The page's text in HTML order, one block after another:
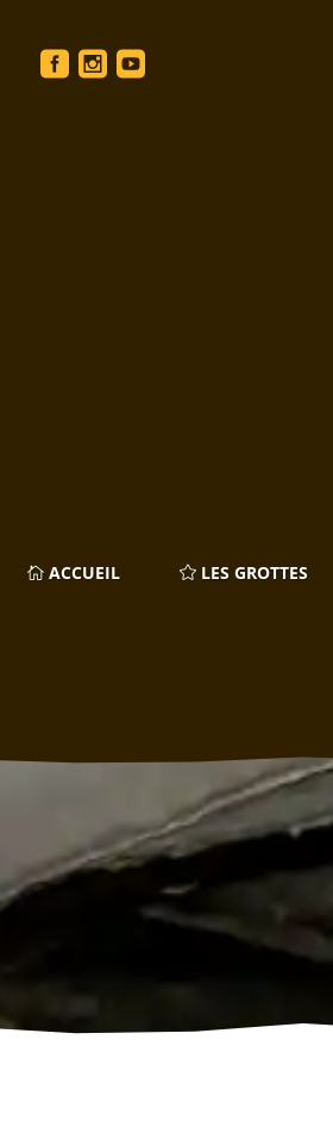
ACCUEIL LES GROTTES